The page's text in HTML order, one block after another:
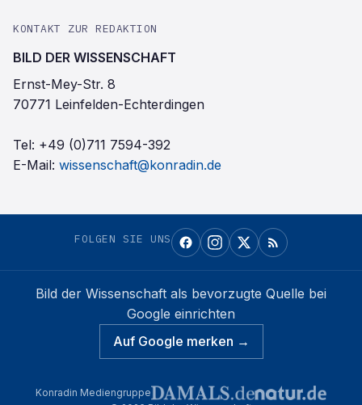
KONTAKT ZUR REDAKTION
BILD DER WISSENSCHAFT
Ernst-Mey-Str. 8
70771 Leinfelden-Echterdingen
Tel: +49 (0)711 7594-392
E-Mail: wissenschaft@konradin.de
FOLGEN SIE UNS
Bild der Wissenschaft als bevorzugte Quelle bei
Google einrichten
Auf Google merken →
Konradin Mediengruppe